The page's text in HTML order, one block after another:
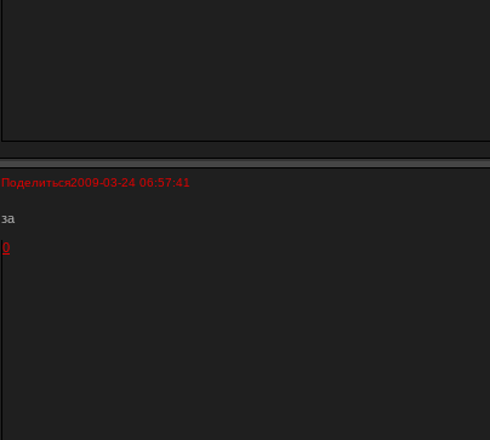
Поделиться2009-03-24 06:57:41
за
0